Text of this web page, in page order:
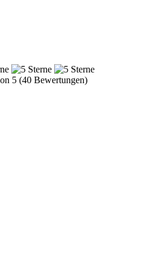
5 (40 Bewertungen)